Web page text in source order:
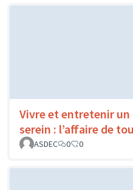
Vivre et entretenir
serein : l’affaire de
ASDEC
0 0